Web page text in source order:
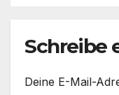
Schreibe
Deine E-Mail-